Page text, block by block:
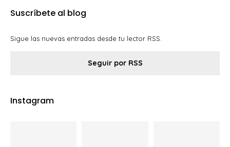
Suscríbete al blog
Sigue las nuevas entradas desde tu lector RSS.
Seguir por RSS
Instagram